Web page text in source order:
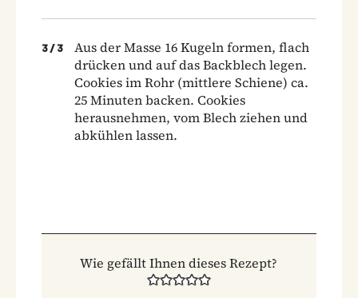
3 / 3
Aus der Masse 16 Kugeln formen, flach
drücken und auf das Backblech legen.
Cookies im Rohr (mittlere Schiene) ca.
25 Minuten backen. Cookies
herausnehmen, vom Blech ziehen und
abkühlen lassen.
Wie gefällt Ihnen dieses Rezept?